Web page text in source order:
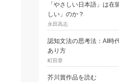
「やさしい日本語」は在
しい」のか？
永田高志
認知文法の思考法：AI時
あり方
町田章
芥川賞作品を読む